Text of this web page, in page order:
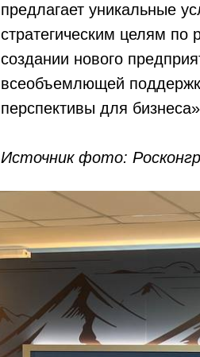
предлагает уникальные
стратегическим целям по
создании нового
всеобъемлющей
перспективы для
Источник фото: